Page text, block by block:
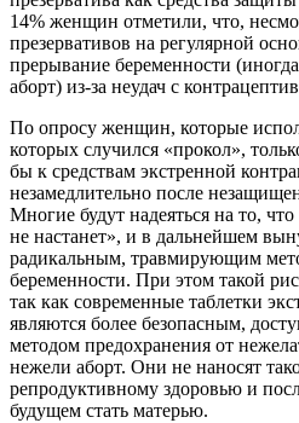
14% женщин отметили, что,
презервативов на регулярной
прерывание беременности
аборт) из-за неудач с
По опросу женщин, которые
которых случился «прокол»,
бы к средствам экстренной
незамедлительно после
Многие будут надеяться на то,
не настанет», и в дальнейшем
радикальным, травмирующим
беременности. При этом такой
так как современные таблетки
являются более безопасным,
методом предохранения от
нежели аборт. Они не наносят
репродуктивному здоровью и
будущем стать матерью.